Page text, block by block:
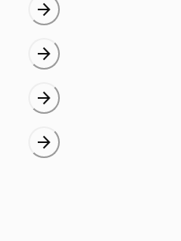
arrow_forward
arrow_forward
arrow_forward
arrow_forward